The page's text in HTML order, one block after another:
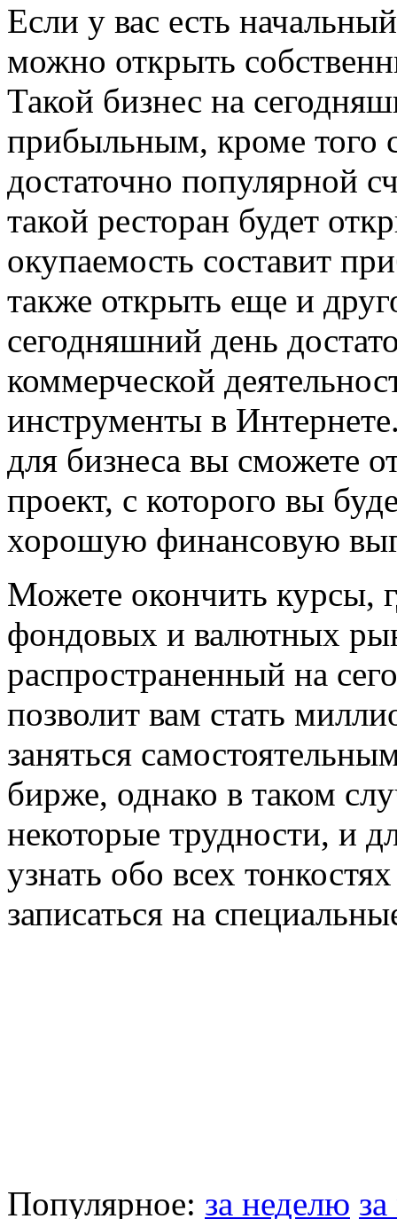
Если у вас есть
можно открыть
Такой бизнес на
прибыльным, кроме того
достаточно популярной
такой ресторан будет
окупаемость составит
также открыть еще и
сегодняшний день
коммерческой
инструменты в
для бизнеса вы сможете
проект, с которого вы
хорошую финансовую
Можете окончить курсы,
фондовых и валютных
распространенный на
позволит вам стать
заняться
бирже, однако в таком
некоторые трудности, и
узнать обо всех
записаться на
Популярное: за неделю